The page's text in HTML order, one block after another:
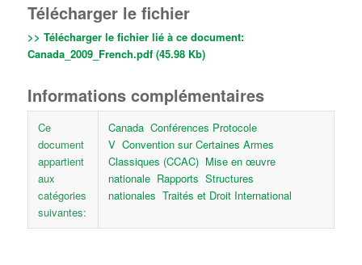
Télécharger le fichier
>> Télécharger le fichier lié à ce document:
Canada_2009_French.pdf (45.98 Kb)
Informations complémentaires
Ce
document
appartient
aux
catégories
suivantes:
Canada Conférences Protocole
V Convention sur Certaines Armes
Classiques (CCAC) Mise en œuvre
nationale Rapports Structures
nationales Traités et Droit International